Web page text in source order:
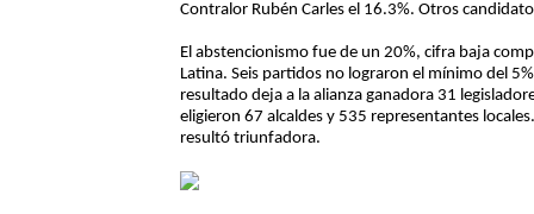
Contralor Rubén Carles el 16.3%. Otros
El abstencionismo fue de un 20%, cifra baja
Latina. Seis partidos no lograron el mínimo del
resultado deja a la alianza ganadora 31
eligieron 67 alcaldes y 535 representantes
resultó triunfadora.